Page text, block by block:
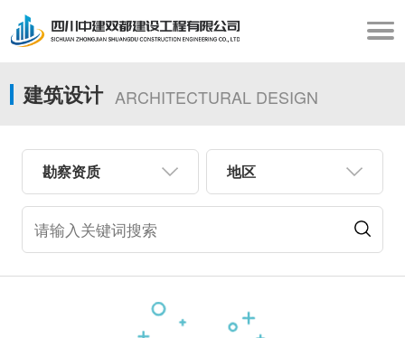
建筑设计 ARCHITECTURAL DESIGN
勘察资质 地区